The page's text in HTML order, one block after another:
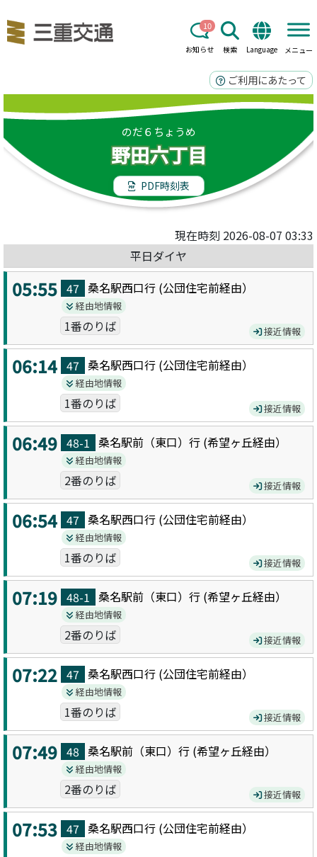
お知らせ
10
検索 Language メニュー
ご利用にあたって
のだ６ちょうめ
野田六丁目
PDF時刻表
現在時刻 2026-08-07 03:33
平日ダイヤ
05:55 47 桑名駅西口行 (公団住宅前経由）
経由地情報
1番のりば 接近情報
06:14 47 桑名駅西口行 (公団住宅前経由）
経由地情報
1番のりば 接近情報
06:49 48-1 桑名駅前（東口） 行 (希望ヶ丘経由）
経由地情報
2番のりば 接近情報
06:54 47 桑名駅西口行 (公団住宅前経由）
経由地情報
1番のりば 接近情報
07:19 48-1 桑名駅前（東口） 行 (希望ヶ丘経由）
経由地情報
2番のりば 接近情報
07:22 47 桑名駅西口行 (公団住宅前経由）
経由地情報
1番のりば 接近情報
07:49 48 桑名駅前（東口） 行 (希望ヶ丘経由）
経由地情報
2番のりば 接近情報
07:53 47 桑名駅西口行 (公団住宅前経由）
経由地情報